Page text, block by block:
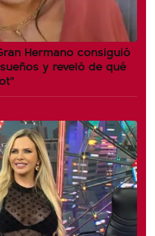
Hermano consiguió
y reveló de qué